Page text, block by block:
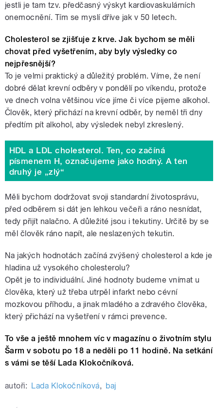
jestli je tam tzv. předčasný výskyt kardiovaskulárních
onemocnění. Tím se myslí dříve jak v 50 letech.
Cholesterol se zjišťuje z krve. Jak bychom se měli
chovat před vyšetřením, aby byly výsledky co
nejpřesnější?
To je velmi praktický a důležitý problém. Víme, že není
dobré dělat krevní odběry v pondělí po víkendu, protože
ve dnech volna většinou více jíme či více pijeme alkohol.
Člověk, který přichází na krevní odběr, by neměl tři dny
předtím pít alkohol, aby výsledek nebyl zkreslený.
HDL a LDL cholesterol. Ten, co začíná
písmenem H, označujeme jako hodný. A ten
druhý je „zlý“
Měli bychom dodržovat svoji standardní životosprávu,
před odběrem si dát jen lehkou večeři a ráno nesnídat,
tedy přijít nalačno. A důležité jsou i tekutiny. Určitě by se
měl člověk ráno napít, ale neslazených tekutin.
Na jakých hodnotách začíná zvýšený cholesterol a kde je
hladina už vysokého cholesterolu?
Opět je to individuální. Jiné hodnoty budeme vnímat u
člověka, který už třeba utrpěl infarkt nebo cévní
mozkovou příhodu, a jinak mladého a zdravého člověka,
který přichází na vyšetření v rámci prevence.
To vše a ještě mnohem víc v magazínu o životním stylu
Šarm v sobotu po 18 a neděli po 11 hodině. Na setkání
s vámi se těší Lada Klokočníková.
autoři: Lada Klokočníková, baj